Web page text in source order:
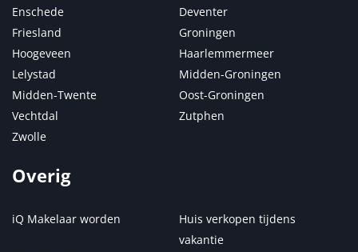
Enschede
Deventer
Friesland
Groningen
Hoogeveen
Haarlemmermeer
Lelystad
Midden-Groningen
Midden-Twente
Oost-Groningen
Vechtdal
Zutphen
Zwolle
Overig
iQ Makelaar worden
Huis verkopen tijdens
vakantie